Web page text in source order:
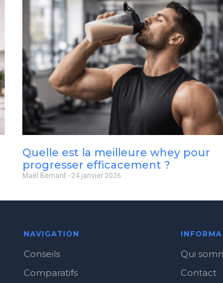
Quelle est la meilleure whey pour
progresser efficacement ?
Maël Bernard 24 janvier 2026
NAVIGATION
Conseils
Comparatifs
Qui
Contact